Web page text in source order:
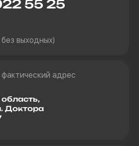
55 25
выходных)
адрес
Доктора